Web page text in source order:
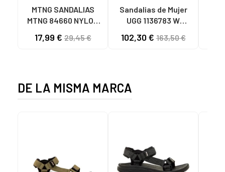
MTNG SANDALIAS
MTNG 84660 NYLON
C59785 - - NYLON
17,99 €29,45 €
Sandalias de Mujer
UGG 1136783 W
CHESTNUT
102,30 €163,50 €
DE LA MISMA MARCA